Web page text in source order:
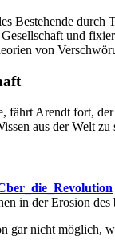
Bestehende
und
von
fährt Arendt fort,
aus der Welt
in der Erosion des
gar nicht möglich,